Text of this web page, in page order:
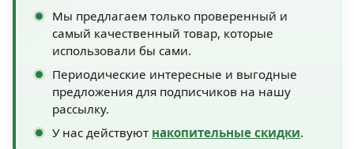
Мы предлагаем только проверенный и
самый качественный товар, которые
использовали бы сами.
Периодические интересные и выгодные
предложения для подписчиков на нашу
рассылку.
У нас действуют накопительные скидки.